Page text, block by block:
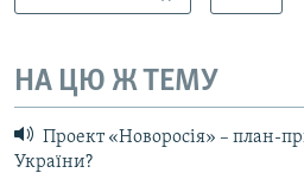
НА ЦЮ Ж ТЕМУ
Проект «Новоросія» – план-
України?